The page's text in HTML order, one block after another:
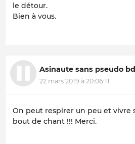
le détour.
Bien à vous.
Asinaute sans pseudo
22 mars 2019 à 20:06:11
On peut respirer un peu et vivre
bout de chant !!! Merci.